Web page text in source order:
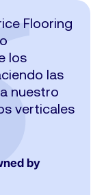
Flooring
los
las
nuestro
verticales
by
de
Yield
tiempo